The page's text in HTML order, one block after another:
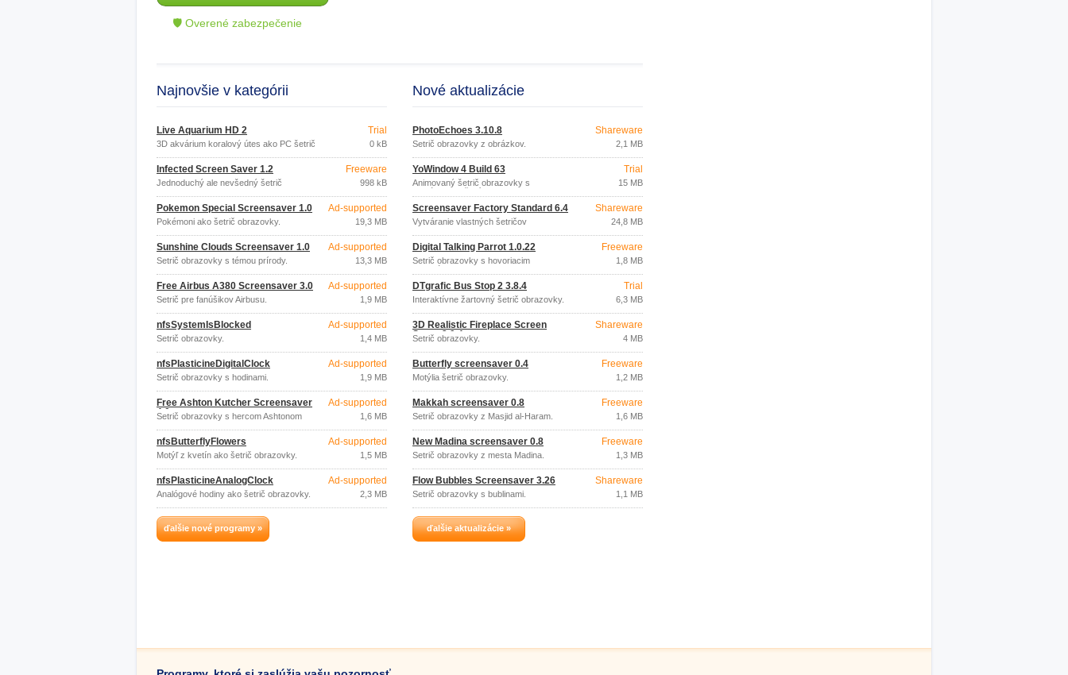
🛡 Overené zabezpečenie
Najnovšie v kategórii
Live Aquarium HD 2
3D akvárium koralový útes ako PC šetrič
Trial
0 kB
Infected Screen Saver 1.2
Jednoduchý ale nevšedný šetrič
Freeware
998 kB
Pokemon Special Screensaver 1.0
Pokémoni ako šetrič obrazovky.
Ad-supported
19,3 MB
Sunshine Clouds Screensaver 1.0
Šetrič obrazovky s témou prírody.
Ad-supported
13,3 MB
Free Airbus A380 Screensaver 3.0
Šetrič pre fanúšikov Airbusu.
Ad-supported
1,9 MB
nfsSystemIsBlocked
Šetrič obrazovky.
Ad-supported
1,4 MB
nfsPlasticineDigitalClock
Šetrič obrazovky s hodinami.
Ad-supported
1,9 MB
Free Ashton Kutcher Screensaver
4.0
Šetrič obrazovky s hercom Ashtonom
Ad-supported
1,6 MB
nfsButterflyFlowers
Motýľ z kvetín ako šetrič obrazovky.
Ad-supported
1,5 MB
nfsPlasticineAnalogClock
Analógové hodiny ako šetrič obrazovky.
Ad-supported
2,3 MB
ďalšie nové programy »
Nové aktualizácie
PhotoEchoes 3.10.8
Šetrič obrazovky z obrázkov.
Shareware
2,1 MB
YoWindow 4 Build 63
Animovaný šetrič obrazovky s
aktuálnym počasím.
Trial
15 MB
Screensaver Factory Standard 6.4
Vytváranie vlastných šetričov
Shareware
24,8 MB
Digital Talking Parrot 1.0.22
Šetrič obrazovky s hovoriacim
papagájom.
Freeware
1,8 MB
DTgrafic Bus Stop 2 3.8.4
Interaktívne žartovný šetrič obrazovky.
Trial
6,3 MB
3D Realistic Fireplace Screen
Saver 3.9.4
Šetrič obrazovky.
Shareware
4 MB
Butterfly screensaver 0.4
Motýlia šetrič obrazovky.
Freeware
1,2 MB
Makkah screensaver 0.8
Šetrič obrazovky z Masjid al-Haram.
Freeware
1,6 MB
New Madina screensaver 0.8
Šetrič obrazovky z mesta Madina.
Freeware
1,3 MB
Flow Bubbles Screensaver 3.26
Šetrič obrazovky s bublinami.
Shareware
1,1 MB
ďalšie aktualizácie »